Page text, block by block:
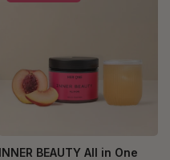
INNER BEAUTY All in One